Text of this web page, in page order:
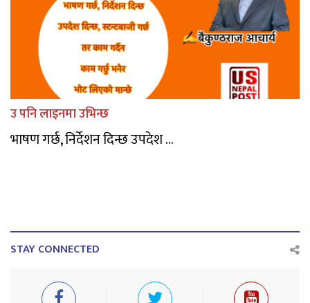
उ पनि लाइनमा उभिन्छ
भाषण गर्छ, निर्देशन दिन्छ उपदेश ...
STAY CONNECTED